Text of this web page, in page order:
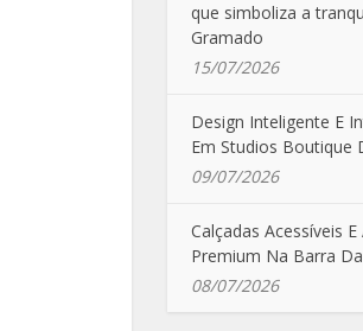
que simboliza a
Gramado
15/07/2026
Design Inteligente E
Em Studios Boutique
09/07/2026
Calçadas Acessíveis
Premium Na Barra
08/07/2026